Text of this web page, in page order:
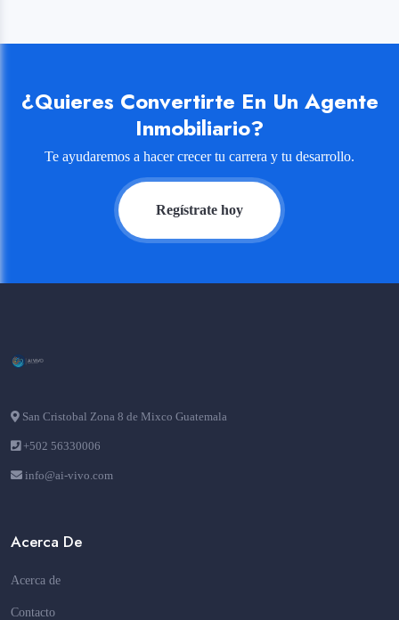
¿Quieres Convertirte En Un Agente
Inmobiliario?
Te ayudaremos a hacer crecer tu carrera y tu desarrollo.
Regístrate hoy
San Cristobal Zona 8 de Mixco Guatemala
+502 56330006
info@ai-vivo.com
Acerca De
Acerca de
Contacto